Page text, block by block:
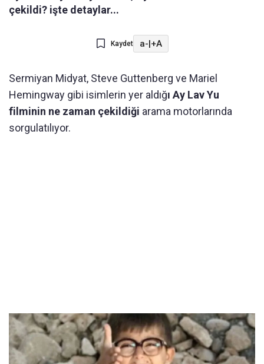
çekildi? işte detaylar...
Kaydet a-|+A
Sermiyan Midyat, Steve Guttenberg ve Mariel
Hemingway gibi isimlerin yer aldığı Ay Lav Yu
filminin ne zaman çekildiği arama motorlarında
sorgulatılıyor.